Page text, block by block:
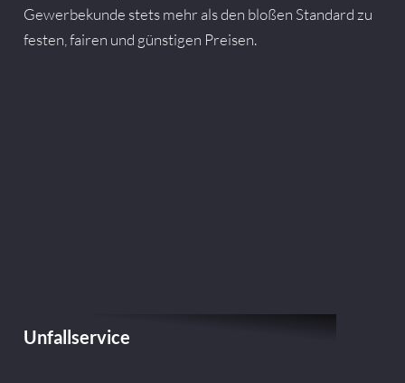
Gewerbekunde stets mehr als den bloßen Standard zu
festen, fairen und günstigen Preisen.
Unfallservice